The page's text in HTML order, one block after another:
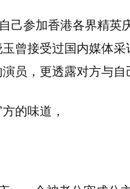
己参加香港各界精
曾接受过国内媒体
员，更透露对方与
的味道，